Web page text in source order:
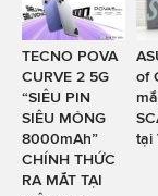
TECNO POVA
CURVE 2 5G
“SIÊU PIN
SIÊU MỎNG
8000mAh”
CHÍNH THỨC
RA MẮT TẠI
of
tại